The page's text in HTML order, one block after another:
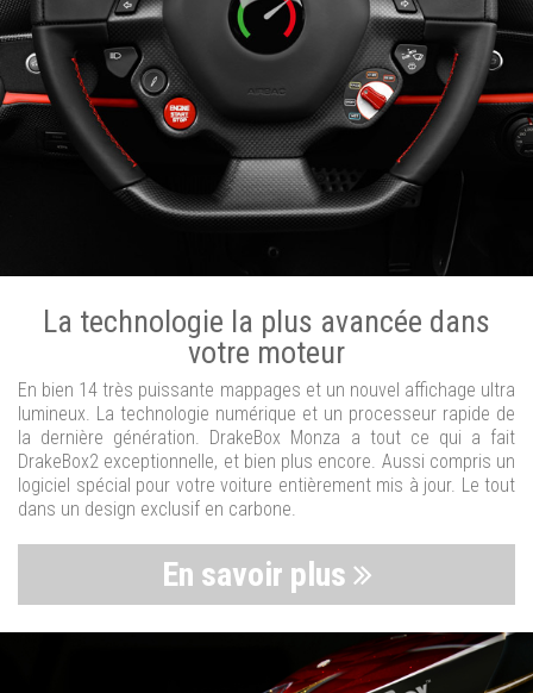
La technologie la plus avancée dans
votre moteur
En bien 14 très puissante mappages et un nouvel affichage ultra
lumineux. La technologie numérique et un processeur rapide de
la dernière génération. DrakeBox Monza a tout ce qui a fait
DrakeBox2 exceptionnelle, et bien plus encore. Aussi compris un
logiciel spécial pour votre voiture entièrement mis à jour. Le tout
dans un design exclusif en carbone.
En savoir plus